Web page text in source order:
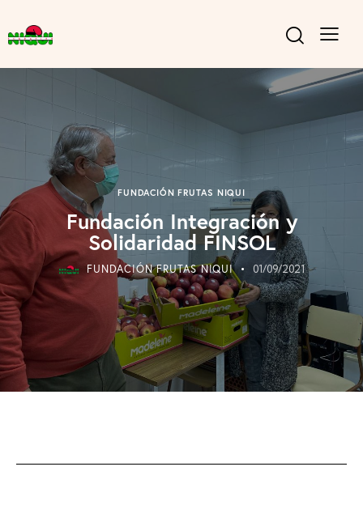
FUNDACIÓN FRUTAS NIQUI
Fundación Integración y
Solidaridad FINSOL
FUNDACIÓN FRUTAS NIQUI 01/09/2021